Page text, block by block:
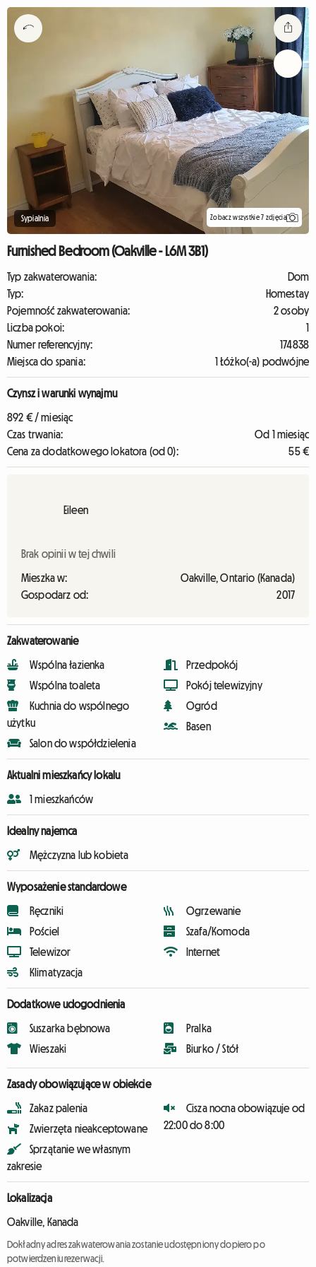
Sypialnia Zobacz wszystkie 7 zdjęcia
Furnished Bedroom (Oakville - L6M 3B1)
Typ zakwaterowania:
Dom
Typ:
Homestay
Pojemność zakwaterowania:
2 osoby
Liczba pokoi:
1
Numer referencyjny:
174838
Miejsca do spania:
1 Łóżko(-a) podwójne
Czynsz i warunki wynajmu
892 € / miesiąc
Czas trwania:
Od 1 miesiąc
Cena za dodatkowego lokatora (od 0):
55 €
Eileen
Brak opinii w tej chwili
Mieszka w:
Oakville, Ontario (Kanada)
Gospodarz od:
2017
Zakwaterowanie
Wspólna łazienka
Wspólna toaleta
Kuchnia do wspólnego
użytku
Salon do współdzielenia
Przedpokój
Pokój telewizyjny
Ogród
Basen
Aktualni mieszkańcy lokalu
1 mieszkańców
Idealny najemca
Mężczyzna lub kobieta
Wyposażenie standardowe
Ręczniki
Pościel
Telewizor
Klimatyzacja
Ogrzewanie
Szafa/Komoda
Internet
Dodatkowe udogodnienia
Suszarka bębnowa
Wieszaki
Pralka
Biurko / Stół
Zasady obowiązujące w obiekcie
Zakaz palenia
Zwierzęta nieakceptowane
Sprzątanie we własnym
zakresie
Cisza nocna obowiązuje od
22:00 do 8:00
Lokalizacja
Oakville, Kanada
Dokładny adres zakwaterowania zostanie udostępniony dopiero po
potwierdzeniu rezerwacji.